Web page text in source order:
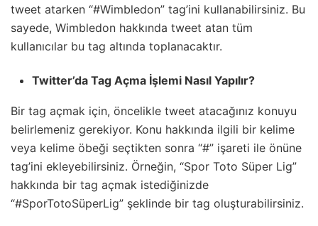
tweet atarken “#Wimbledon” tag’ini kullanabilirsiniz. Bu
sayede, Wimbledon hakkında tweet atan tüm
kullanıcılar bu tag altında toplanacaktır.
Twitter’da Tag Açma İşlemi Nasıl Yapılır?
Bir tag açmak için, öncelikle tweet atacağınız konuyu
belirlemeniz gerekiyor. Konu hakkında ilgili bir kelime
veya kelime öbeği seçtikten sonra “#” işareti ile önüne
tag’ini ekleyebilirsiniz. Örneğin, “Spor Toto Süper Lig”
hakkında bir tag açmak istediğinizde
“#SporTotoSüperLig” şeklinde bir tag oluşturabilirsiniz.